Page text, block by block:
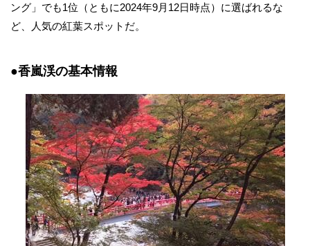
ング」でも1位（ともに2024年9月12日時点）に選ばれるな
ど、人気の紅葉スポットだ。
●香嵐渓の基本情報